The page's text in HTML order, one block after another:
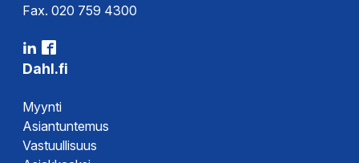
Fax. 020 759 4300
Dahl.fi
Myynti
Asiantuntemus
Vastuullisuus